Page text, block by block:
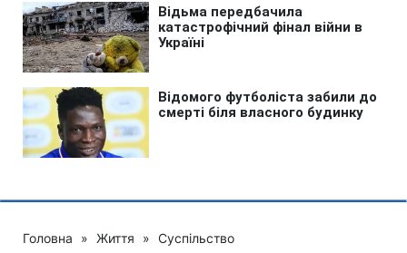
Головна » Життя » Суспільство